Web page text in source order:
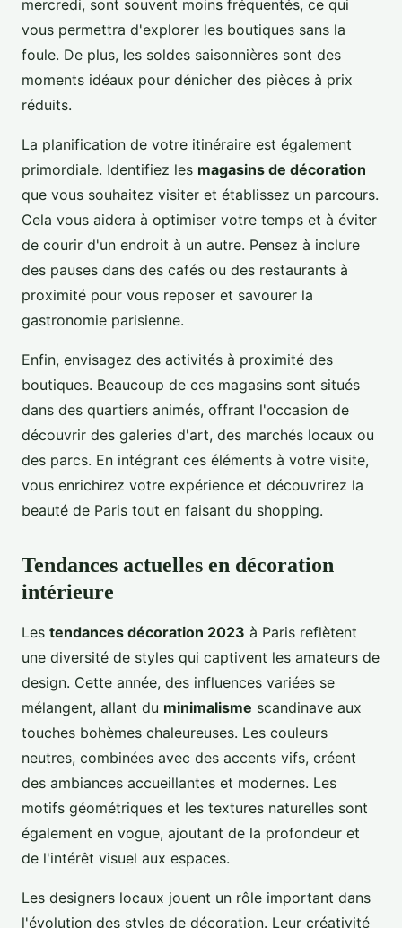
mercredi, sont souvent moins fréquentés, ce qui
vous permettra d'explorer les boutiques sans la
foule. De plus, les soldes saisonnières sont des
moments idéaux pour dénicher des pièces à prix
réduits.
La planification de votre itinéraire est également
primordiale. Identifiez les magasins de décoration
que vous souhaitez visiter et établissez un parcours.
Cela vous aidera à optimiser votre temps et à éviter
de courir d'un endroit à un autre. Pensez à inclure
des pauses dans des cafés ou des restaurants à
proximité pour vous reposer et savourer la
gastronomie parisienne.
Enfin, envisagez des activités à proximité des
boutiques. Beaucoup de ces magasins sont situés
dans des quartiers animés, offrant l'occasion de
découvrir des galeries d'art, des marchés locaux ou
des parcs. En intégrant ces éléments à votre visite,
vous enrichirez votre expérience et découvrirez la
beauté de Paris tout en faisant du shopping.
Tendances actuelles en décoration
intérieure
Les tendances décoration 2023 à Paris reflètent
une diversité de styles qui captivent les amateurs de
design. Cette année, des influences variées se
mélangent, allant du minimalisme scandinave aux
touches bohèmes chaleureuses. Les couleurs
neutres, combinées avec des accents vifs, créent
des ambiances accueillantes et modernes. Les
motifs géométriques et les textures naturelles sont
également en vogue, ajoutant de la profondeur et
de l'intérêt visuel aux espaces.
Les designers locaux jouent un rôle important dans
l'évolution des styles de décoration. Leur créativité